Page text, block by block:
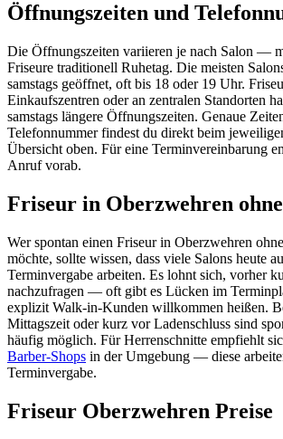
Öffnungszeiten und
Die Öffnungszeiten variieren je nach Salon —
Friseure traditionell Ruhetag. Die meisten
samstags geöffnet, oft bis 18 oder 19 Uhr.
Einkaufszentren oder an zentralen Standorten
samstags längere Öffnungszeiten. Genaue
Telefonnummer findest du direkt beim
Übersicht oben. Für eine Terminvereinbarung
Anruf vorab.
Friseur in Oberzwehren
Wer spontan einen Friseur in Oberzwehren
möchte, sollte wissen, dass viele Salons heute
Terminvergabe arbeiten. Es lohnt sich, vorher
nachzufragen — oft gibt es Lücken im
explizit Walk-in-Kunden willkommen heißen.
Mittagszeit oder kurz vor Ladenschluss sind
häufig möglich. Für Herrenschnitte empfiehlt
Barber-Shops in der Umgebung — diese
Terminvergabe.
Friseur Oberzwehren Preise